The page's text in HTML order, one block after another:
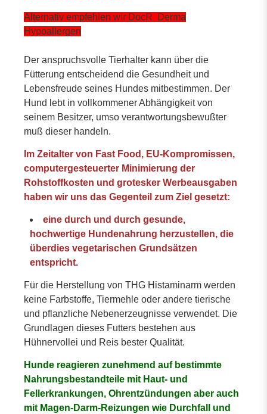
Alternativ empfehlen wir DocR Derma
Hypoallergen
Der anspruchsvolle Tierhalter kann über die
Fütterung entscheidend die Gesundheit und
Lebensfreude seines Hundes mitbestimmen. Der
Hund lebt in vollkommener Abhängigkeit von
seinem Besitzer, umso verantwortungsbewußter
muß dieser handeln.
Im Zeitalter von Fast Food, EU-Kompromissen,
computergesteuerter Minimierung der
Rohstoffkosten und grotesker Werbeausgaben
haben wir uns das Gegenteil zum Ziel gesetzt:
eine durch und durch gesunde,
hochwertige Hundenahrung herzustellen, die
überdies vegetarischen Grundsätzen
entspricht.
Für die Herstellung von THG Histaminarm werden
keine Farbstoffe, Tiermehle oder andere tierische
und pflanzliche Nebenerzeugnisse verwendet. Die
Grundlagen dieses Futters bestehen aus
Hühnervollei und Reis bester Qualität.
Hunde reagieren zunehmend auf bestimmte
Nahrungsbestandteile mit Haut- und
Fellerkrankungen, Ohrentzündungen aber auch
mit Magen-Darm-Reizungen wie Durchfall und